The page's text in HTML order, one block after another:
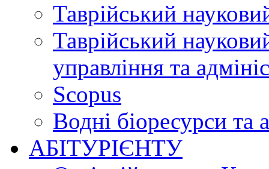
Таврійський
Таврійський
управління та
Scopus
Водні біоресурси та
АБІТУРІЄНТУ